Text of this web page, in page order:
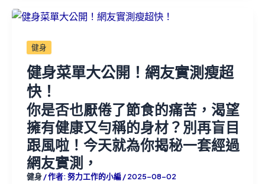
健身
健身菜單大公開！網友實測瘦超
快！
你是否也厭倦了節食的痛苦，渴望
擁有健康又勻稱的身材？別再盲目
跟風啦！今天就為你揭秘一套經過
網友實測，
健身/ 作者:努力工作的小編/2025-08-02